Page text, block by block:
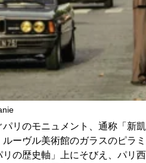
ト応募
リのモニュメント、通称「新凱
ーヴル美術館のガラスのピラミ
の歴史軸」上にそびえ、パリ西